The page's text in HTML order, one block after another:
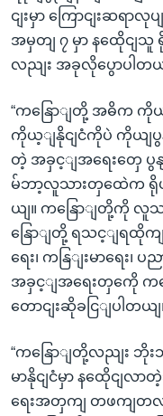
ငျးမှာ ကြောငျးဆရာ
အမှတျ ၇ မှာ နထေိုငျ
လညျး အခုလိုပွောပါတယ
“ကနြောျတို့ အဓိက ကိုယ့
ကိုယ့ျနိုငျငံကိုပဲ ကိုယျပွန
တဲ့ အခှင့ျအရေးတှေ ပွန
မ်ဘာ့လူသားတှထေဲက ရိုဟ
ယျ။ ကနြောျတို့ကို လူသ
နြောျတို့ ရသင့ျရထိုက
ရေး၊ ကနြျးမာရေး၊
အခှင့ျအရေးတှကေို ကန
တောငျးဆိုခငြျပါတယျ
“ကနြောျတို့လညျး ဘိုး
မာနိုငျငံမှာ နထေိုငျလ
ရေးအတှကျ တဖကျတလ